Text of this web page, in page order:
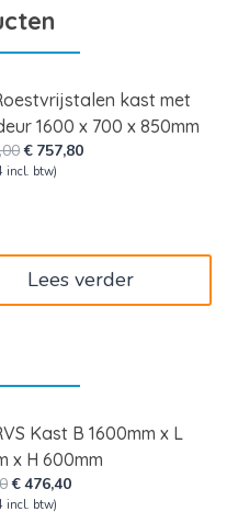
kast met
1600 x 700 x 850mm
Oorspronkelijke
prijs
€ 757,80Huidige
incl. btw)
Lees verder
Kast B 1600mm x L
x H 600mm
Oorspronkelijke
prijs
€476,40Huidige
incl. btw)